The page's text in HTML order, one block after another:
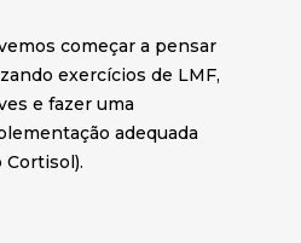
começar a pensar
exercícios de LMF,
e fazer uma
adequada